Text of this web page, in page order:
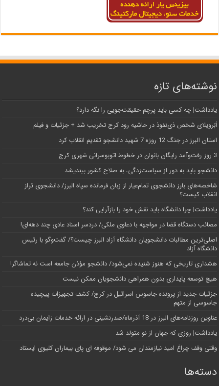
نوشته‌های تازه
یادداشت| ‌چه کسی باید پرچم حقیقت‌جویی را نگه دارد؟
اَبَر‌ویلای شخص ذی‌نفوذ در حاشیه‌ رود کرج تخریب شد + جزئیات و فیلم
استان البرز در جنگ 12 روزه 7 شهید دانشجو تقدیم انقلاب کرد
3 روز رفت‌وآمد رایگان بانوان در خطوط اتوبوسرانی شهری کرج
دانشجو باید به دور از سیاست‌زدگی، به صلاح کشور بیندیشد
شاخصه‌های بارز دانشجوی تمام‌عیار از زبان فرمانده سپاه البرز/ دانشجوی تراز
انقلاب کیست؟
یادداشت| چرا دانشگاه باید نقش خود را بازآرایی کند؟
مصائب دستگاه قضا در مواجهه با دعاوی ملکی/ دردسر اسناد عادی چند‌ دهه‌ای!
اصلی‌ترین مطالبات دانشجویان دانشگاه آزاد البرز چیست؟/ گفت‌وگو با رئیس
دانشگاه آز‌اد
هشداری تاریخی که هنوز شنیده نمی‌شود/ دانشجو مؤذن جامعه است نه تماشاگر!
هیچ توسعه پایداری بدون همراهی دانشجویان ممکن نیست
جزئیات جدید از پرونده جاسوس اسرائیل در کرج/‌ کشف تجهیزات پیچیده
جاسوسی از متهم
عناوین روزنامه‌های البرز در ‌18 آذرماه/صدرنشینی در ارائه خدمات زایمان بی‌درد
یادداشت| روزی که جهان از نو متولد شد
وقتی وقف چراغ امید نیازمندان می شود/ موقوفه ای پای بیماران کلیوی ایستاد
دسته‌ها